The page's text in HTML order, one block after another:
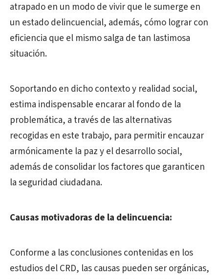
atrapado en un modo de vivir que le sumerge en
un estado delincuencial, además, cómo lograr con
eficiencia que el mismo salga de tan lastimosa
situación.
Soportando en dicho contexto y realidad social,
estima indispensable encarar al fondo de la
problemática, a través de las alternativas
recogidas en este trabajo, para permitir encauzar
armónicamente la paz y el desarrollo social,
además de consolidar los factores que garanticen
la seguridad ciudadana.
Causas motivadoras de la delincuencia:
Conforme a las conclusiones contenidas en los
estudios del CRD, las causas pueden ser orgánicas,